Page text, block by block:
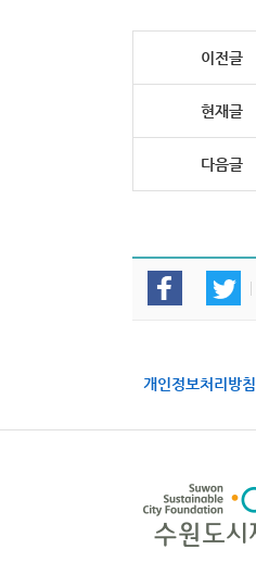
이전글
현재글
다음글
개인정보처리방침